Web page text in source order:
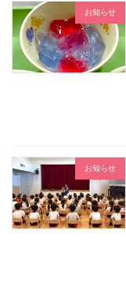
お知らせ
お知らせ